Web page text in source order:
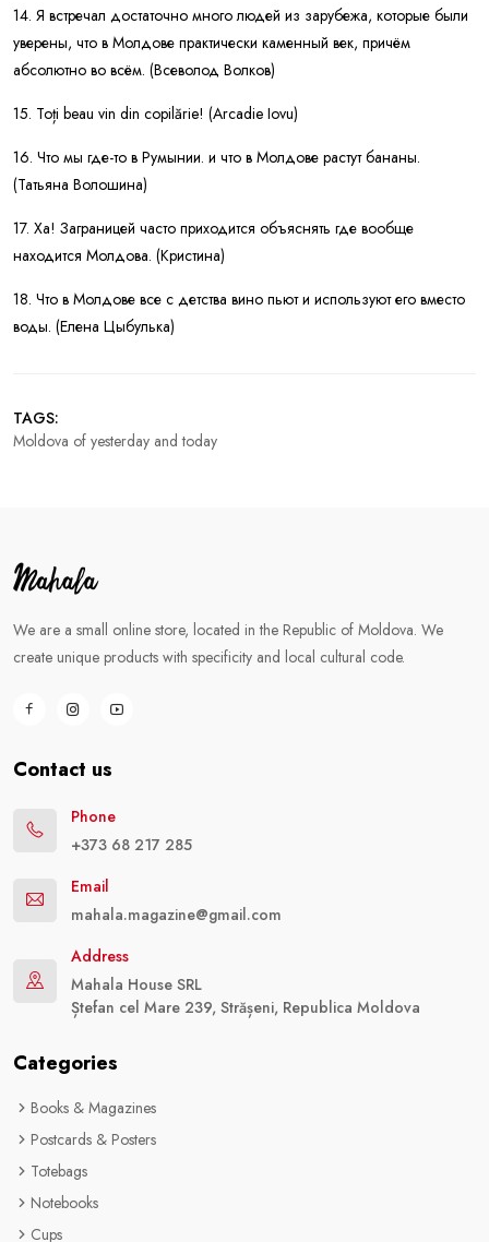
14. Я встречал достаточно много людей из зарубежа, которые были
уверены, что в Молдове практически каменный век, причём
абсолютно во всём. (Всеволод Волков)
15. Toți beau vin din copilărie! (Arcadie Iovu)
16. Что мы где-то в Румынии. и что в Молдове растут бананы.
(Татьяна Волошина)
17. Ха! Заграницей часто приходится объяснять где вообще
находится Молдова. (Кристина)
18. Что в Молдове все с детства вино пьют и используют его вместо
воды. (Елена Цыбулька)
TAGS:
Moldova of yesterday and today
We are a small online store, located in the Republic of Moldova. We
create unique products with specificity and local cultural code.
Contact us
Phone
+373 68 217 285
Email
mahala.magazine@gmail.com
Address
Mahala House SRL
Ștefan cel Mare 239, Strășeni, Republica Moldova
Categories
Books & Magazines
Postcards & Posters
Totebags
Notebooks
Cups